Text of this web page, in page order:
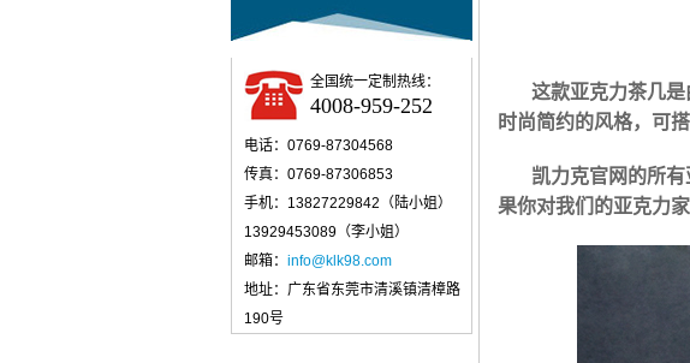
这款亚克力茶几
时尚简约的风格，可
凯力克官网的所
果你对我们的亚克力
全国统一定制热线：
4008-959-252
电话：0769-87304568
传真：0769-87306853
手机：13827229842（陆小姐）
13929453089（李小姐）
邮箱： info@klk98.com
地址：广东省东莞市清溪镇清樟路
190号